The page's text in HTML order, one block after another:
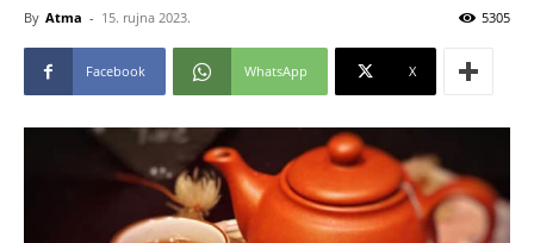
By Atma - 15. rujna 2023. 5305
Facebook WhatsApp X